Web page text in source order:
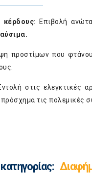
κέρδους: Επιβολή
προστίμων που
στις ελεγκτικές
τις πολεμικές